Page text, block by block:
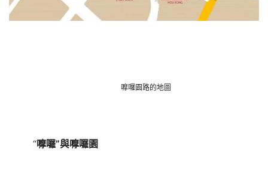
嚤囉園路的地圖
“嚤囉”與嚤囉園